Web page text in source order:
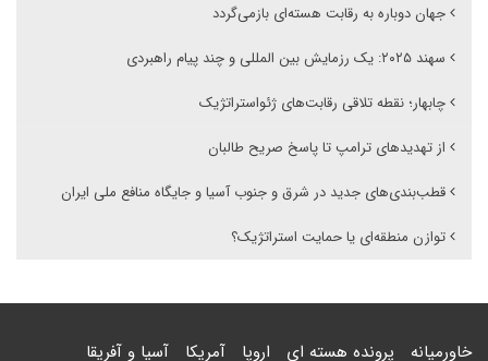
جهان دوباره به رقابت هسته‌ای بازمی‌گردد
سهند ۲۰۲۵: یک رزمایش بین المللی و چند پیام راهبردی
چابهار؛ نقطه تلاقی رقابت‌های ژئواستراتژیک
از تهدیدهای ترامپ تا پاسخ صریح طالبان
قطب‌بندی‌های جدید در شرق و جنوب آسیا و جایگاه منافع ملی ایران
توازن منطقه‌ای یا حمایت استراتژیک؟
خاورمیانه پرونده هسته ای اروپا آمریکا آسیا و آفریقا